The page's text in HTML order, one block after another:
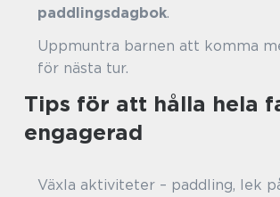
paddlingsdagbok.
Uppmuntra barnen att komma
för nästa tur.
Tips för att hålla hela
engagerad
Växla aktiviteter – paddling, lek